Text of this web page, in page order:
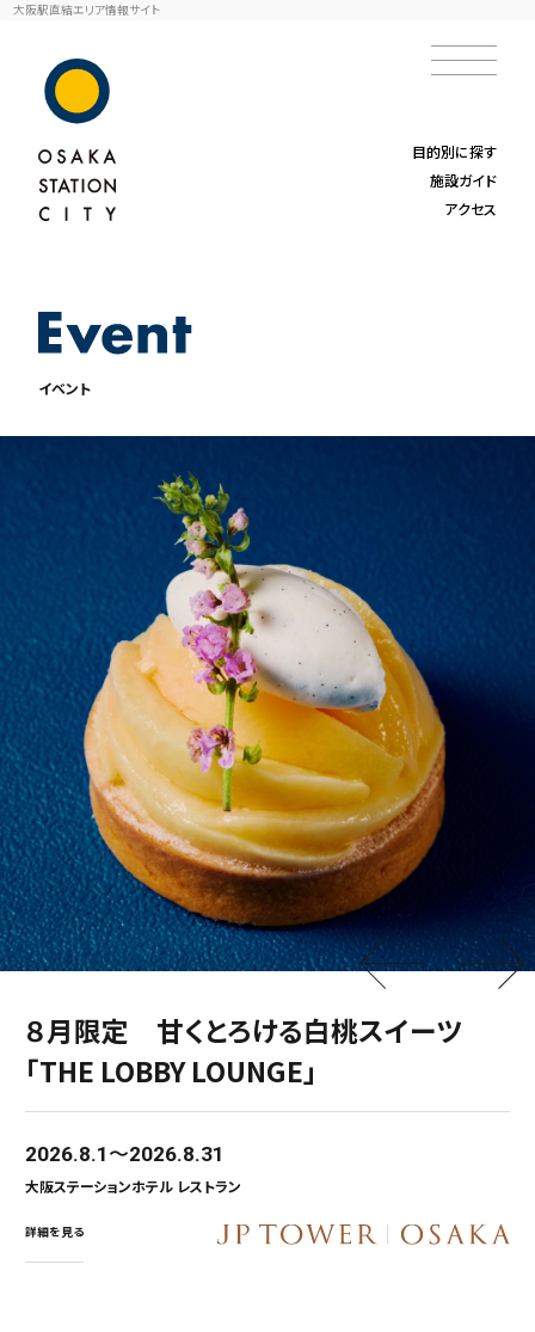
大阪駅直結エリア情報サイト
目的別に探す
施設ガイド
アクセス
イベント
８月限定 甘くとろける白桃スイーツ
「THE LOBBY LOUNGE」
2026.8.1 2026.8.31
大阪ステーションホテル レストラン
詳細を見る